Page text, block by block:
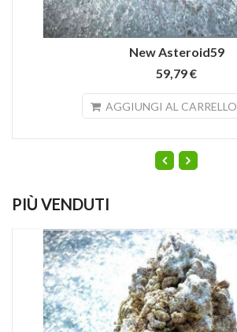
New Asteroid59
59,79 €
AGGIUNGI AL CARRELLO
PIÙ VENDUTI